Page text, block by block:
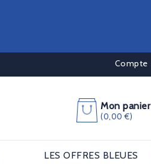
Compte
Mon panier
(0,00 €)
LES OFFRES BLEUES